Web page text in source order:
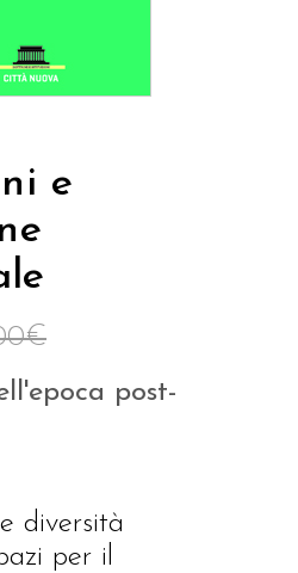
e
€
post-
diversità
per il